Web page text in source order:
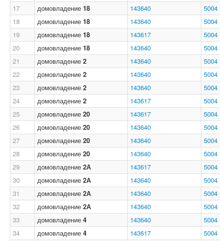
17
домовладение 18 143640
5004
18
домовладение 18 143640
5004
19
домовладение 18 143617
5004
20
домовладение 18 143640
5004
21
домовладение 2 143640
5004
22
домовладение 2 143640
5004
23
домовладение 2 143640
5004
24
домовладение 2 143617
5004
25
домовладение 20 143617
5004
26
домовладение 20 143640
5004
27
домовладение 20 143640
5004
28
домовладение 20 143640
5004
29
домовладение 2А 143617
5004
30
домовладение 2А 143640
5004
31
домовладение 2А 143640
5004
32
домовладение 2А 143640
5004
33
домовладение 4 143640
5004
34
домовладение 4 143617
5004